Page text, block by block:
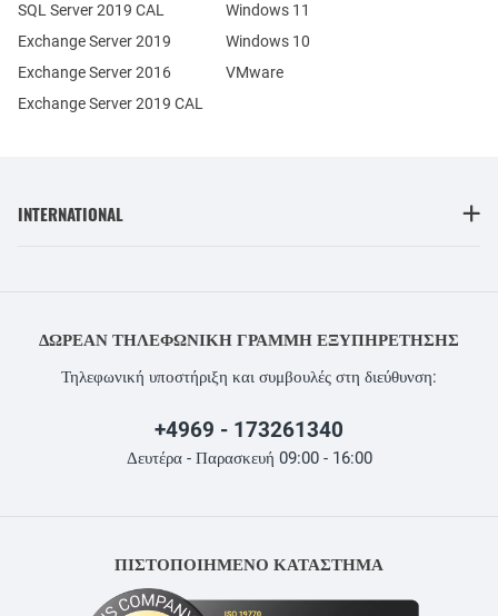
Exchange Server 2019
Exchange Server 2016
SQL Server 2019 CAL
Exchange Server 2019 CAL
Windows 11
Windows 10
VMware
INTERNATIONAL
ΔΩΡΕΆΝ ΤΗΛΕΦΩΝΙΚΉ ΓΡΑΜΜΉ ΕΞΥΠΗΡΈΤΗΣΗΣ
Τηλεφωνική υποστήριξη και συμβουλές στη διεύθυνση:
+4969 - 173261340
Δευτέρα - Παρασκευή 09:00 - 16:00
ΠΙΣΤΟΠΟΙΗΜΕΝΟ ΚΑΤΑΣΤΗΜΑ